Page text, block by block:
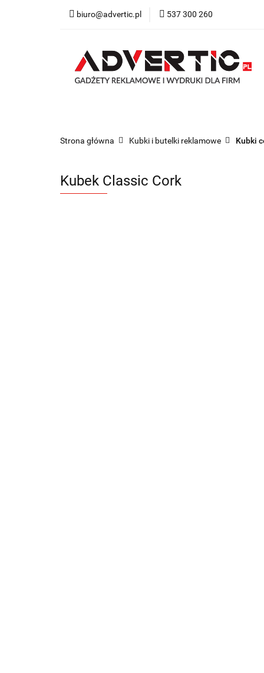
biuro@advertic.pl 537 300 260
NASZA OFERTA
Katalogi gadżety
Strona główna Kubki i butelki reklamowe Kubki
Kubek Classic Cork